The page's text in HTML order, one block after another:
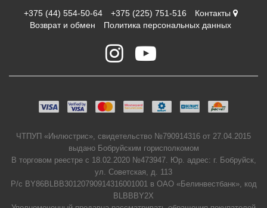
+375 (44) 554-50-64 +375 (225) 751-516
Контакты
Возврат и обмен
Политика персональных данных
ЧТПУП «Инлюстрис», свидетельство №790914316 от 27.04.2015
выдано Бобруйским горисполкомом
В торговом реестре с 18.02.2020 №473947. Юр. адрес: г. Бобруйск,
ул. Советская, д. 113
Р/с BY86BLBB30120790914316001001 в ОАО «Белинвестбанк», код
BLBBBY2X